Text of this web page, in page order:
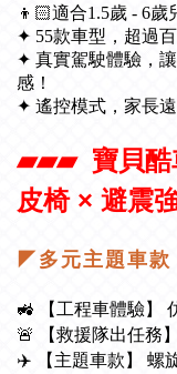
👦🏻適合1.5歲 - 6歲
✦ 55款車型，超過
✦ 真實駕駛體驗，
感！
✦ 遙控模式，家長
▰▰▰ 寶貝酷
皮椅 × 避震
◤多元主題車
🚜 【工程車體驗】
🚨 【救援隊出任務
✈️ 【主題車款】 螺